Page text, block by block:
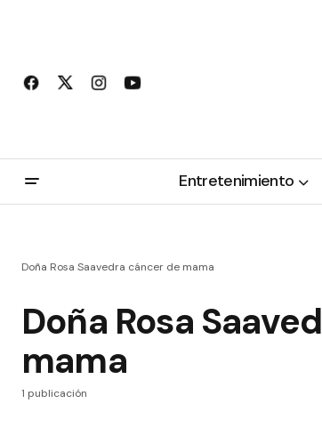
Entretenimiento
Doña Rosa Saavedra cáncer de mama
Doña Rosa
mama
1 publicación